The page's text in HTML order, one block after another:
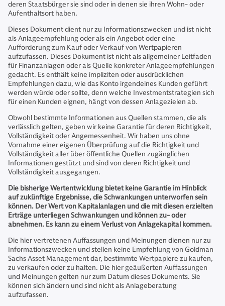
deren Staatsbürger sie sind oder in denen sie ihren Wohn- oder
Aufenthaltsort haben.
Dieses Dokument dient nur zu Informationszwecken und ist nicht
als Anlageempfehlung oder als ein Angebot oder eine
Aufforderung zum Kauf oder Verkauf von Wertpapieren
aufzufassen. Dieses Dokument ist nicht als allgemeiner Leitfaden
für Finanzanlagen oder als Quelle konkreter Anlageempfehlungen
gedacht. Es enthält keine impliziten oder ausdrücklichen
Empfehlungen dazu, wie das Konto irgendeines Kunden geführt
werden würde oder sollte, denn welche Investmentstrategien sich
für einen Kunden eignen, hängt von dessen Anlagezielen ab.
Obwohl bestimmte Informationen aus Quellen stammen, die als
verlässlich gelten, geben wir keine Garantie für deren Richtigkeit,
Vollständigkeit oder Angemessenheit. Wir haben uns ohne
Vornahme einer eigenen Überprüfung auf die Richtigkeit und
Vollständigkeit aller über öffentliche Quellen zugänglichen
Informationen gestützt und sind von deren Richtigkeit und
Vollständigkeit ausgegangen.
Die bisherige Wertentwicklung bietet keine Garantie im Hinblick
auf zukünftige Ergebnisse, die Schwankungen unterworfen sein
können. Der Wert von Kapitalanlagen und die mit diesen erzielten
Erträge unterliegen Schwankungen und können zu- oder
abnehmen. Es kann zu einem Verlust von Anlagekapital kommen.
Die hier vertretenen Auffassungen und Meinungen dienen nur zu
Informationszwecken und stellen keine Empfehlung von Goldman
Sachs Asset Management dar, bestimmte Wertpapiere zu kaufen,
zu verkaufen oder zu halten. Die hier geäußerten Auffassungen
und Meinungen gelten nur zum Datum dieses Dokuments. Sie
können sich ändern und sind nicht als Anlageberatung
aufzufassen.